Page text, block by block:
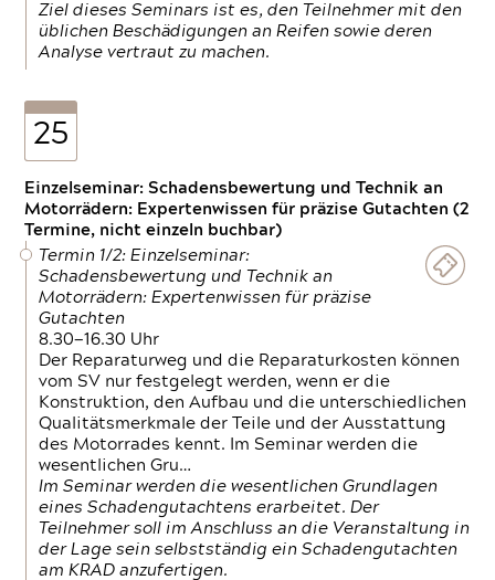
Ziel dieses Seminars ist es, den Teilnehmer mit den
üblichen Beschädigungen an Reifen sowie deren
Analyse vertraut zu machen.
25
Einzelseminar: Schadensbewertung und Technik an
Motorrädern: Expertenwissen für präzise Gutachten (2
Termine, nicht einzeln buchbar)
Termin 1/2: Einzelseminar:
Schadensbewertung und Technik an
Motorrädern: Expertenwissen für präzise
Gutachten
8.30—16.30 Uhr
Der Reparaturweg und die Reparaturkosten können
vom SV nur festgelegt werden, wenn er die
Konstruktion, den Aufbau und die unterschiedlichen
Qualitätsmerkmale der Teile und der Ausstattung
des Motorrades kennt. Im Seminar werden die
wesentlichen Gru…
Im Seminar werden die wesentlichen Grundlagen
eines Schadengutachtens erarbeitet. Der
Teilnehmer soll im Anschluss an die Veranstaltung in
der Lage sein selbstständig ein Schadengutachten
am KRAD anzufertigen.